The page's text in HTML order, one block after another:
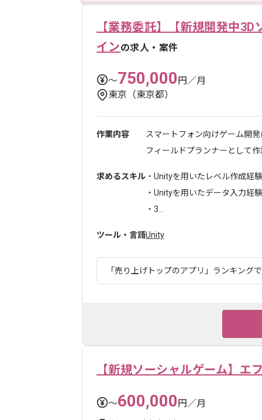
【業務委託】【新規開発中
インの求人・案件
〜750,000円／月
東京（東京都）
作業内容
スマートフォン向けゲーム開
フィールドプランナーとして作
求めるスキル ・Unityを用いたレベル作成経験
・Unityを用いたデータ入力経験
・3...
ツール・言語Unity
「売り上げトップのアプリ」ランキング
【新規ソーシャルゲーム】エ
〜600,000円／月